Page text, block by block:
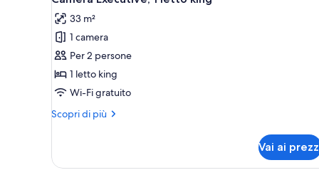
tutte
le
foto
per
Camera
Executive,
letto
33 m²
1 camera
Per 2 persone
1 letto king
Wi-Fi gratuito
Scopri di più
Altri
Executive,
Vai ai